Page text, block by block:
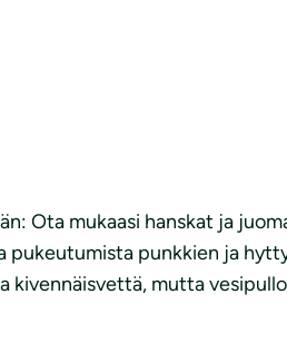
Ota mukaasi hanskat ja
punkkien ja
kivennäisvettä, mutta